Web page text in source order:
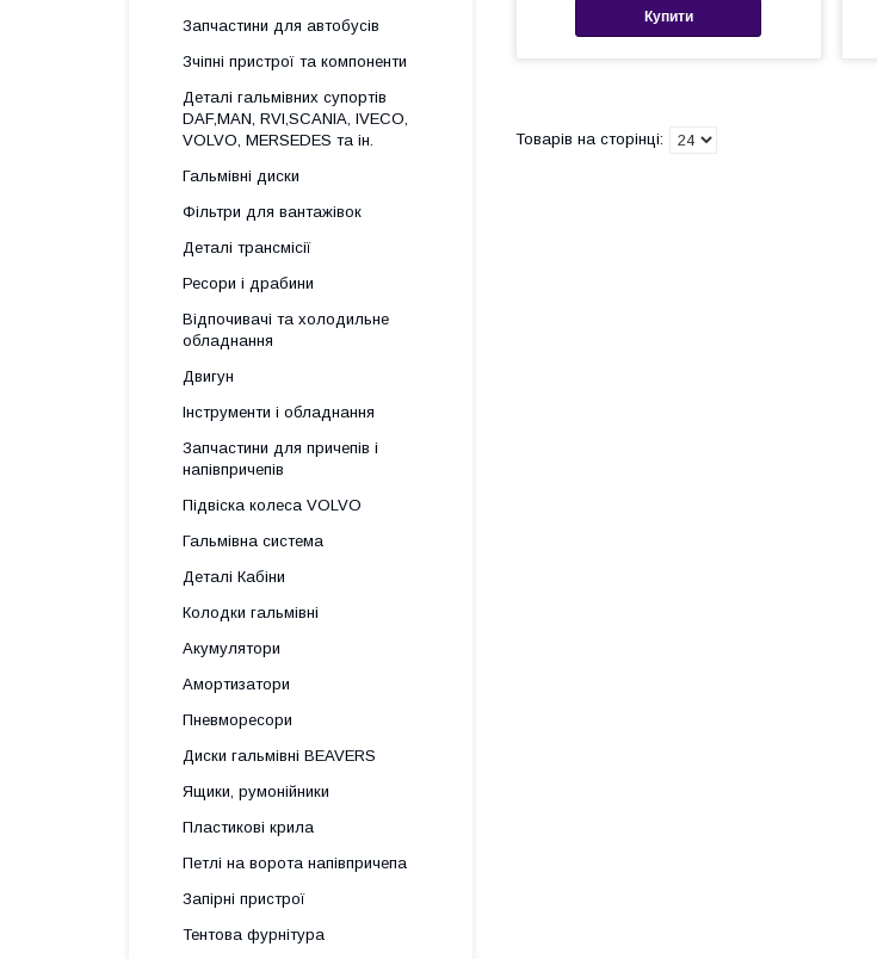
Купити
Запчастини для автобусів
Зчіпні пристрої та компоненти
Деталі гальмівних супортів
DAF,MAN, RVI,SCANIA, IVECO,
VOLVO, MERSEDES та ін.
Гальмівні диски
Фільтри для вантажівок
Деталі трансмісії
Ресори і драбини
Відпочивачі та холодильне
обладнання
Двигун
Інструменти і обладнання
Запчастини для причепів і
напівпричепів
Підвіска колеса VOLVO
Гальмівна система
Деталі Кабіни
Колодки гальмівні
Акумулятори
Амортизатори
Пневморесори
Диски гальмівні BEAVERS
Ящики, румонійники
Пластикові крила
Петлі на ворота напівпричепа
Запірні пристрої
Тентова фурнітура